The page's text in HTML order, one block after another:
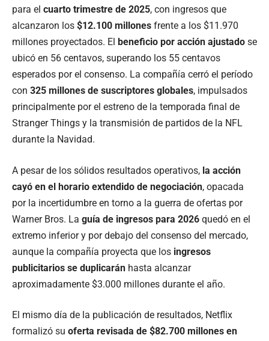
para el cuarto trimestre de 2025, con ingresos que
alcanzaron los $12.100 millones frente a los $11.970
millones proyectados. El beneficio por acción ajustado se
ubicó en 56 centavos, superando los 55 centavos
esperados por el consenso. La compañía cerró el período
con 325 millones de suscriptores globales, impulsados
principalmente por el estreno de la temporada final de
Stranger Things y la transmisión de partidos de la NFL
durante la Navidad.
A pesar de los sólidos resultados operativos, la acción
cayó en el horario extendido de negociación, opacada
por la incertidumbre en torno a la guerra de ofertas por
Warner Bros. La guía de ingresos para 2026 quedó en el
extremo inferior y por debajo del consenso del mercado,
aunque la compañía proyecta que los ingresos
publicitarios se duplicarán hasta alcanzar
aproximadamente $3.000 millones durante el año.
El mismo día de la publicación de resultados, Netflix
formalizó su oferta revisada de $82.700 millones en